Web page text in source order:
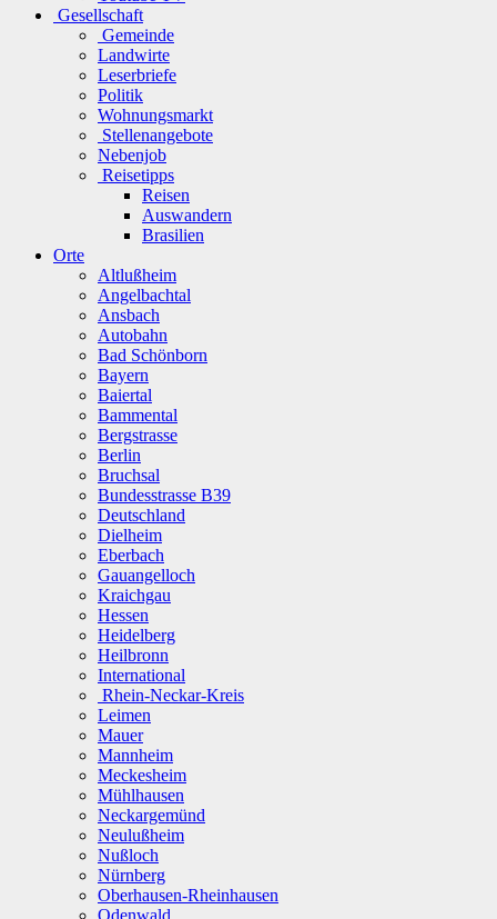
Gesellschaft
Gemeinde
Landwirte
Leserbriefe
Politik
Wohnungsmarkt
Stellenangebote
Nebenjob
Reisetipps
Reisen
Auswandern
Brasilien
Orte
Altlußheim
Angelbachtal
Ansbach
Autobahn
Bad Schönborn
Bayern
Baiertal
Bammental
Bergstrasse
Berlin
Bruchsal
Bundesstrasse B39
Deutschland
Dielheim
Eberbach
Gauangelloch
Kraichgau
Hessen
Heidelberg
Heilbronn
International
Rhein-Neckar-Kreis
Leimen
Mauer
Mannheim
Meckesheim
Mühlhausen
Neckargemünd
Neulußheim
Nußloch
Nürnberg
Oberhausen-Rheinhausen
Odenwald